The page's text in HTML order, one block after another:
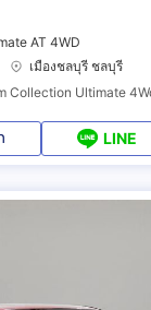
AT 4WD
เมืองชลบุรี ชลบุรี
Collection Ultimate
LINE